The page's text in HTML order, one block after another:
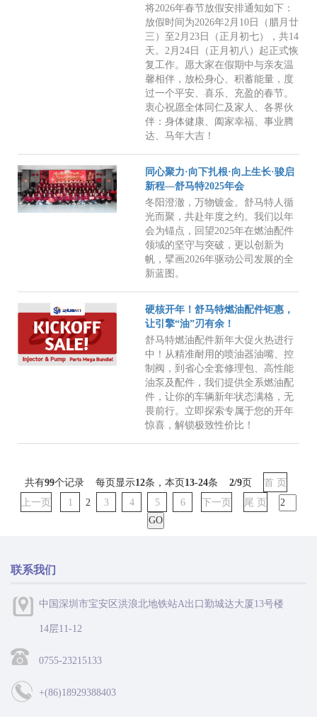
将2026年春节放假安排通知如下：
放假时间为2026年2月10日（腊月廿
三）至2月23日（正月初七），共14
天。2月24日（正月初八）起正式恢
复工作。愿大家在假期中与亲友温
馨相伴，放松身心、积蓄能量，度
过一个平安、喜乐、充盈的春节。
衷心祝愿全体同仁及家人、各界伙
伴：身体健康、阖家幸福、事业腾
达、马年大吉！
同心聚力·向下扎根·向上生长·骏启
新程—舒马特2025年会
冬阳澄澈，万物镀金。舒马特人循
光而聚，共赴年度之约。我们以年
会为锚点，回望2025年在燃油配件
领域的坚守与突破，更以创新为
帆，擘画2026年驱动公司发展的全
新蓝图。
硬核开年！舒马特燃油配件钜惠，
让引擎“油”刃有余！
舒马特燃油配件新年大促火热进行
中！从精准耐用的喷油器油嘴、控
制阀，到省心全套修理包、高性能
油泵及配件，我们提供全系燃油配
件，让你的车辆新年状态满格，无
畏前行。立即探索专属于您的开年
惊喜，解锁极致性价比！
共有99个记录 每页显示12条，本页13-24条 2/9页 首 页
上一页
1 2 3 4 5 6 下一页 尾 页
联系我们
中国深圳市宝安区洪浪北地铁站A出口勤城达大厦13号楼
14层11-12
0755-23215133
+(86)18929388403